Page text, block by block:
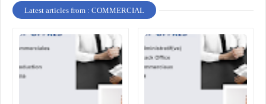
Latest articles from : COMMERCIAL